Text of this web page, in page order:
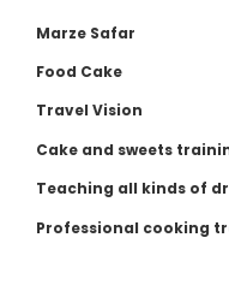
Marze Safar
Food Cake
Travel Vision
Cake and sweets
Teaching all kinds of
Professional cooking